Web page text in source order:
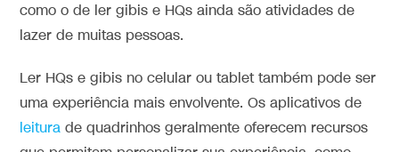
como o de ler gibis e HQs ainda são atividades de
lazer de muitas pessoas.
Ler HQs e gibis no celular ou tablet também pode ser
uma experiência mais envolvente. Os aplicativos de
leitura de quadrinhos geralmente oferecem recursos